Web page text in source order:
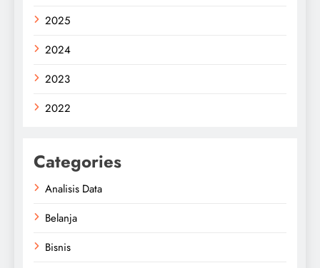
2025
2024
2023
2022
Categories
Analisis Data
Belanja
Bisnis